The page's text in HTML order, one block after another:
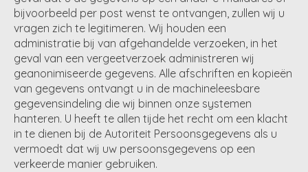
bijvoorbeeld per post wenst te ontvangen, zullen wij u
vragen zich te legitimeren. Wij houden een
administratie bij van afgehandelde verzoeken, in het
geval van een vergeetverzoek administreren wij
geanonimiseerde gegevens. Alle afschriften en kopieën
van gegevens ontvangt u in de machineleesbare
gegevensindeling die wij binnen onze systemen
hanteren. U heeft te allen tijde het recht om een klacht
in te dienen bij de Autoriteit Persoonsgegevens als u
vermoedt dat wij uw persoonsgegevens op een
verkeerde manier gebruiken.